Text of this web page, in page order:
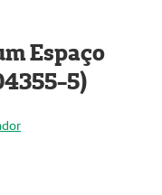
Espaço
5)